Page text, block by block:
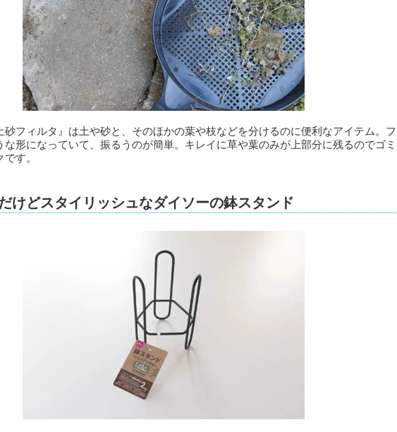
砂フィルタ』は土や砂と、そのほかの葉や枝などを分けるのに便利なアイテム。フ
な形になっていて、振るうのが簡単。キレイに草や葉のみが上部分に残るのでゴミ
す。
けどスタイリッシュなダイソーの鉢スタンド